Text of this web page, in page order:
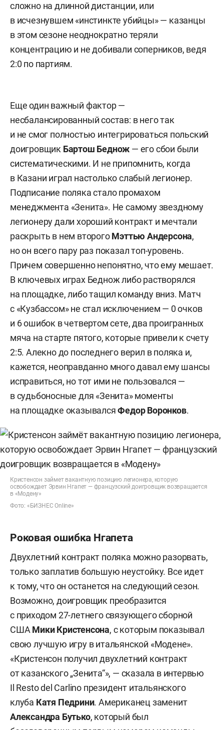
сложно на длинной дистанции, или
в исчезнувшем «инстинкте убийцы» — казанцы
в этом сезоне неоднократно теряли
концентрацию и не добивали соперников, ведя
2:0 по партиям.
Еще один важный фактор —
несбалансированный состав: в него так
и не смог полностью интегрироваться польский
доигровщик Бартош Беднож — его сбои были
систематическими. И не припомнить, когда
в Казани играл настолько слабый легионер.
Подписание поляка стало промахом
менеджмента «Зенита». Не самому звездному
легионеру дали хороший контракт и мечтали
раскрыть в нем второгоМэттью Андерсона,
но он всего пару раз показал топ-уровень.
Причем совершенно непонятно, что ему мешает.
В ключевых играх Беднож либо растворялся
на площадке, либо тащил команду вниз. Матч
с «Кузбассом» не стал исключением — 0 очков
и 6 ошибок в четвертом сете, два проигранных
мяча на старте пятого, которые привели к счету
2:5. Алекно до последнего верил в поляка и,
кажется, неоправданно много давал ему шансы
исправиться, но тот ими не пользовался —
в судьбоносные для «Зенита» моменты
на площадке оказывалсяФедор Воронков.
Кристенсон займет вакантную позицию легионера, которую
освобождает Эрвин Нгапет — французский доигровщик возвращается
в «Модену»
Фото: «БИЗНЕС Online»
Роковая ошибка Нгапета
Двухлетний контракт поляка можно разорвать,
только заплатив большую неустойку. Все идет
к тому, что он останется на следующий сезон.
Возможно, доигровщик преобразится
с приходом 27-летнего связующего сборной
США Мики Кристенсона, с которым показывал
свою лучшую игру в итальянской «Модене».
«Кристенсон получил двухлетний контракт
от казанского „Зенита“», — сказала в интервью
Il Resto del Carlino президент итальянского
клуба Катя Педрини. Американец заменит
Александра Бутько, который был